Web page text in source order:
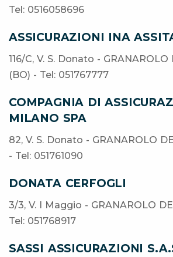
Tel: 0516058696
ASSICURAZIONI INA
116/C, V. S. Donato -
(BO) - Tel: 051767777
COMPAGNIA DI
MILANO SPA
82, V. S. Donato - GRANAROLO
- Tel: 051761090
DONATA CERFOGLI
3/3, V. I Maggio - GRANAROLO
Tel: 051768917
SASSI ASSICURAZIONI